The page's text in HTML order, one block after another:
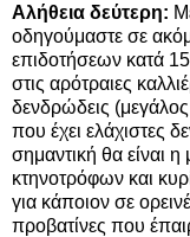
Αλήθεια δεύτερη:
οδηγούμαστε σε
επιδοτήσεων κατά
στις αρότραιες
δενδρώδεις
που έχει ελάχιστες
σημαντική θα είναι
κτηνοτρόφων και
για κάποιον σε
προβατίνες που